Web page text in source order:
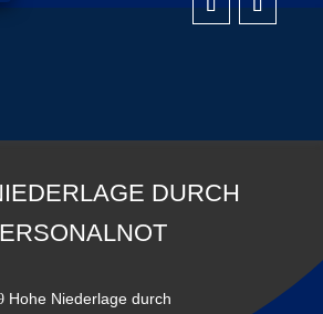
DURCH
Hohe Niederlage durch